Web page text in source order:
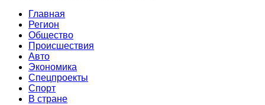
Главная
Регион
Общество
Происшествия
Авто
Экономика
Спецпроекты
Cпорт
В стране